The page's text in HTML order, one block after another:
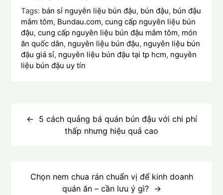
Tags: bán sỉ nguyên liệu bún đậu, bún đậu, bún đậu
mắm tôm, Bundau.com,cung cấp nguyên liệu bún
đậu,cung cấp nguyên liệu bún đậu mắm tôm, món
ăn quốc dân, nguyên liệu bún đậu, nguyên liệu bún
đậu giá sỉ, nguyên liệu bún đậu tại tp hcm, nguyên
liệu bún đậu uy tín
hướng5 cách quảng bá quán bún đậu với chi phí
thấp nhưng hiệu quả cao
Chọn nem chua rán chuẩn vị để kinh doanh
quán ăn – cần lưu ý gì?